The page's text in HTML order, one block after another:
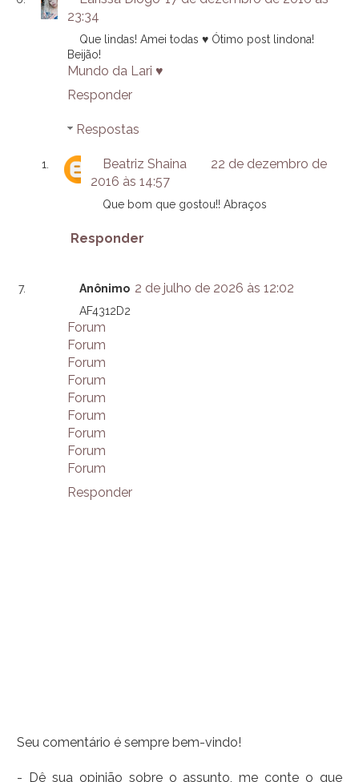
23:34
Que lindas! Amei todas ♥ Ótimo post lindona!
Beijão!
Mundo da Lari ♥
Responder
Respostas
Beatriz Shaina
22 de dezembro de
2016 às 14:57
Que bom que gostou!! Abraços
Responder
Anônimo 2 de julho de 2026 às 12:02
AF4312D2
Forum
Forum
Forum
Forum
Forum
Forum
Forum
Forum
Forum
Responder
Seu comentário é sempre bem-vindo!
- Dê sua opinião sobre o assunto, me conte o que